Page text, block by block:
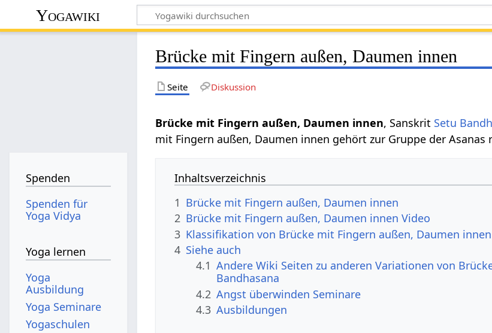
Yogawiki
Brücke mit Fingern außen, Daumen innen
Seite Diskussion
Brücke mit Fingern außen, Daumen innen, Sanskrit Setu
mit Fingern außen, Daumen innen gehört zur Gruppe der Asanas
Inhaltsverzeichnis
1 Brücke mit Fingern außen, Daumen innen
2 Brücke mit Fingern außen, Daumen innen Video
3 Klassifikation von Brücke mit Fingern außen, Daumen innen
4 Siehe auch
4.1 Andere Wiki Seiten zu anderen Variationen von
Bandhasana
4.2 Angst überwinden Seminare
4.3 Ausbildungen
Spenden
Spenden für
Yoga Vidya
Yoga lernen
Yoga
Ausbildung
Yoga Seminare
Yogaschulen